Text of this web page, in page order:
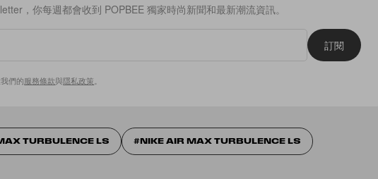
，你每週都會收到 POPBEE 獨家時尚新聞和最新潮流資訊。
訂閱
們的服務條款與隱私政策
TURBULENCE LS NIKE AIR MAX TURBULENCE LS